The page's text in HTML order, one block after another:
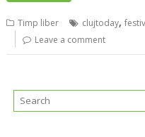
Timp liber clujtoday,
Leave a comment